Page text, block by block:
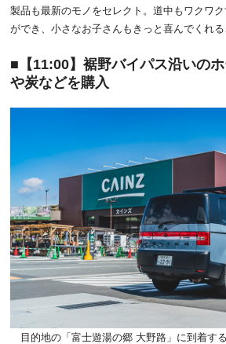
製品も最新のモノをセレクト。道中もワクワ
ができ、小さなお子さんもきっと喜んでくれる
【11:00】裾野バイパス沿いの
や炭などを購入
目的地の「富士遊湯の郷 大野路」に到着す